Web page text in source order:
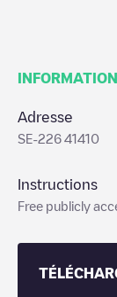
Adresse
SE-226 41410
Instructions
Free publicly